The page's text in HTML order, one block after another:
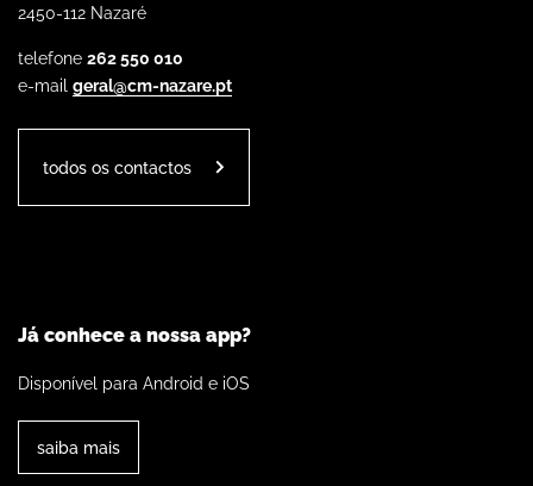
2450-112 Nazaré
telefone 262 550 010
e-mail geral@cm-nazare.pt
todos os contactos
Já conhece a nossa app?
Disponível para Android e iOS
saiba mais